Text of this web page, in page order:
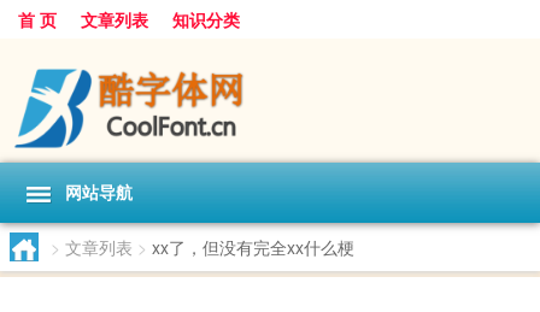
首 页 文章列表 知识分类
网站导航
> 文章列表 > xx了，但没有完全xx什么梗